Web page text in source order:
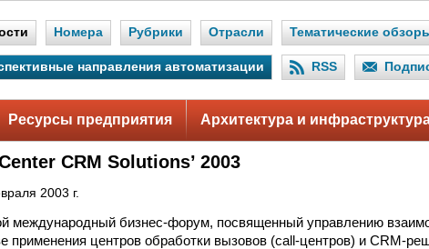
Номера Рубрики Отрасли Тематические
направления автоматизации RSS
Ресурсы предприятия Архитектура и
CRM Solutions’ 2003
2003 г.
международный бизнес-форум, посвященный управлению
применения центров обработки вызовов (call-центров) и CRM-